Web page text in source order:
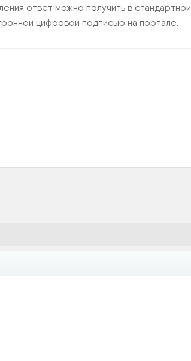
ответ можно получить в стандартной
цифровой подписью на портале.